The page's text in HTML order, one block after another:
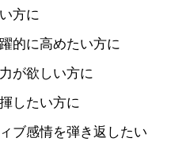
方に
的に高めたい方に
が欲しい方に
したい方に
ブ感情を弾き返したい